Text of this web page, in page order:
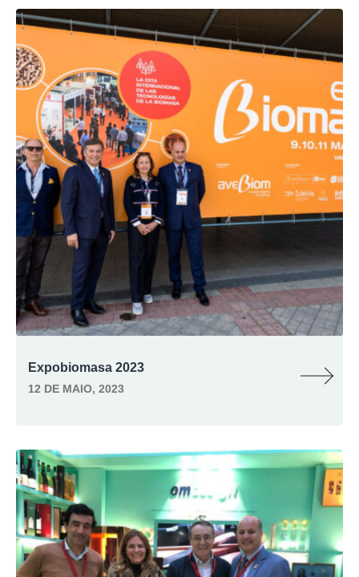
Expobiomasa 2023
12 DE MAIO, 2023